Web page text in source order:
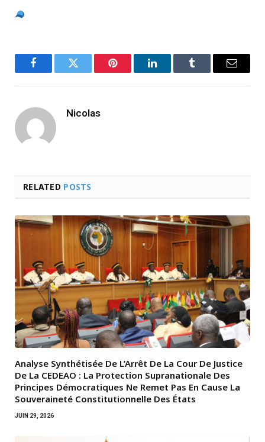
FacebookTwitter Pinterest LinkedInTumblr Email
Nicolas
RELATED POSTS
Analyse Synthétisée De L’Arrêt De La Cour De Justice
De La CEDEAO : La Protection Supranationale Des
Principes Démocratiques Ne Remet Pas En Cause La
Souveraineté Constitutionnelle Des États
JUIN 29, 2026